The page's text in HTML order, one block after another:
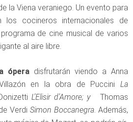
la Viena veraniego. Un evento para
cocineros internacionales de
de cine musical de varios
al aire libre.
ópera disfrutarán viendo a Anna
en la obra de Puccini La
L’Elisir d’Amore; y
Thomas
Verdi Simon Boccanegra . Además,